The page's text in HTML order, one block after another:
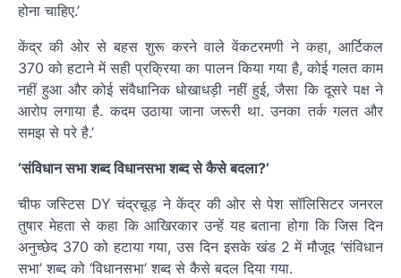
होना चाहिए.’
केंद्र की ओर से बहस शुरू करने वाले वेंकटरमणी ने कहा, आर्टिकल
370 को हटाने में सही प्रक्रिया का पालन किया गया है, कोई गलत काम
नहीं हुआ और कोई संवैधानिक धोखाधड़ी नहीं हुई, जैसा कि दूसरे पक्ष ने
आरोप लगाया है. कदम उठाया जाना जरूरी था. उनका तर्क गलत और
समझ से परे है.’
‘संविधान सभा शब्द विधानसभा शब्द से कैसे बदला?’
चीफ जस्टिस DY चंद्रचूड़ ने केंद्र की ओर से पेश सॉलिसिटर जनरल
तुषार मेहता से कहा कि आखिरकार उन्हें यह बताना होगा कि जिस दिन
अनुच्छेद 370 को हटाया गया, उस दिन इसके खंड 2 में मौजूद ‘संविधान
सभा’ शब्द को ‘विधानसभा’ शब्द से कैसे बदल दिया गया.